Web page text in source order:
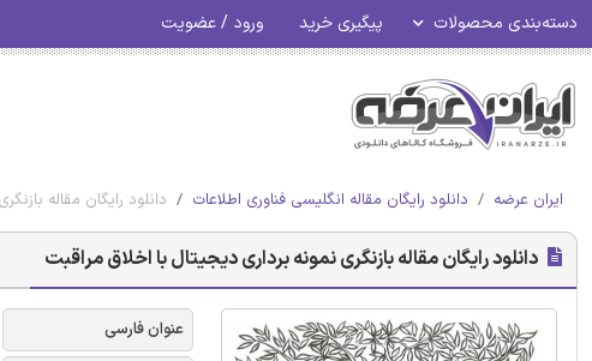
دسته‌بندی محصولات پیگیری خرید ورود / عضویت
ایران عرضه دانلود رایگان مقاله انگلیسی فناوری اطلاعات دانلود رایگان مقاله
دانلود رایگان مقاله بازنگری نمونه برداری دیجیتال با اخلاق مراقبت
عنوان فارسی